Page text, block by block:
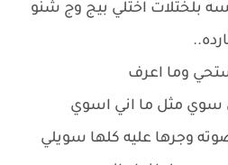
بلختلات اختلي بيج وج شنو
وما اعرف
سوي مثل ما اني اسوي
وجرها عليه كلها سويلي